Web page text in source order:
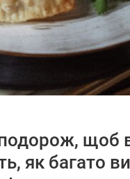
подорож,
як багато